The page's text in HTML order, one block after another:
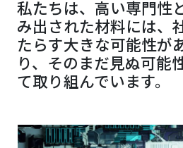
私たちは、高い専門性
み出された材料には、
たらす大きな可能性が
り、そのまだ見ぬ可能
て取り組んでいます。